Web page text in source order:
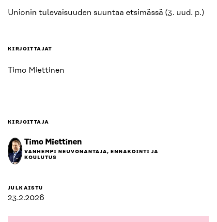
Unionin tulevaisuuden suuntaa etsimässä (3. uud. p.)
KIRJOITTAJAT
Timo Miettinen
KIRJOITTAJA
Timo Miettinen
VANHEMPI NEUVONANTAJA, ENNAKOINTI JA
KOULUTUS
JULKAISTU
23.2.2026